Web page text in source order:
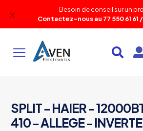
Besoin de conseil sur un
Contactez-nous au 77 550 61 61 /
✕
SPLIT - HAIER -
410 - ALLEGE -